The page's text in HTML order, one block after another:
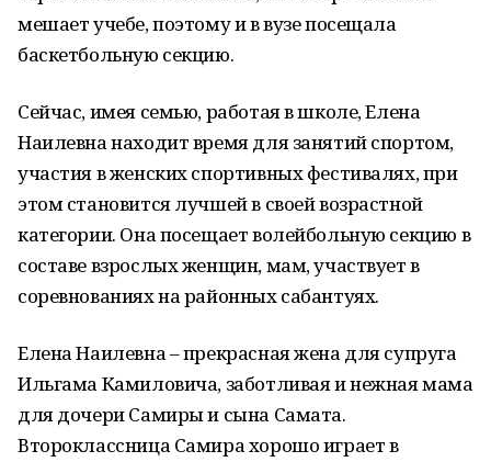
мешает учебе, поэтому и в вузе посещала
баскетбольную секцию.
Сейчас, имея семью, работая в школе, Елена
Наилевна находит время для занятий спортом,
участия в женских спортивных фестивалях, при
этом становится лучшей в своей возрастной
категории. Она посещает волейбольную секцию в
составе взрослых женщин, мам, участвует в
соревнованиях на районных сабантуях.
Елена Наилевна – прекрасная жена для супруга
Ильгама Камиловича, заботливая и нежная мама
для дочери Самиры и сына Самата.
Второклассница Самира хорошо играет в